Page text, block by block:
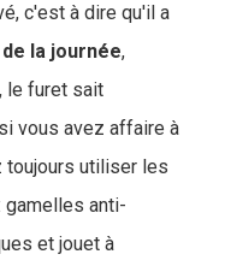
c'est à dire qu'il a
la journée,
le furet sait
vous avez affaire à
toujours utiliser les
gamelles anti-
et jouet à